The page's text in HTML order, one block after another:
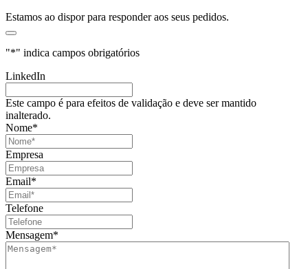
Estamos ao dispor para responder aos seus pedidos.
"*" indica campos obrigatórios
LinkedIn
Este campo é para efeitos de validação e deve ser mantido
inalterado.
Nome*
Empresa
Email*
Telefone
Mensagem*